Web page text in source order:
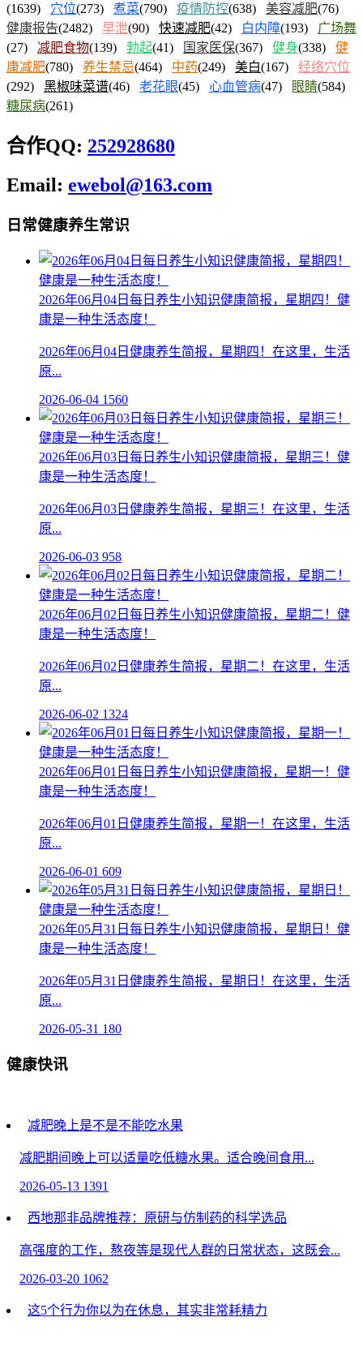
(1639) 穴位(273) 煮菜(790) 疫情防控(638) 美容减肥(76)
健康报告(2482) 早泄(90) 快速减肥(42) 白内障(193) 广场舞
(27) 减肥食物(139) 勃起(41) 国家医保(367) 健身(338) 健
康减肥(780) 养生禁忌(464) 中药(249) 美白(167) 经络穴位
(292) 黑椒味菜谱(46) 老花眼(45) 心血管病(47) 眼睛(584)
糖尿病(261)
合作QQ: 252928680
Email: ewebol@163.com
日常健康养生常识
2026年06月04日每日养生小知识健康简报，星期四！健
康是一种生活态度！
2026年06月04日健康养生简报，星期四！在这里，生活
原...
2026-06-04 1560
2026年06月03日每日养生小知识健康简报，星期三！健
康是一种生活态度！
2026年06月03日健康养生简报，星期三！在这里，生活
原...
2026-06-03 958
2026年06月02日每日养生小知识健康简报，星期二！健
康是一种生活态度！
2026年06月02日健康养生简报，星期二！在这里，生活
原...
2026-06-02 1324
2026年06月01日每日养生小知识健康简报，星期一！健
康是一种生活态度！
2026年06月01日健康养生简报，星期一！在这里，生活
原...
2026-06-01 609
2026年05月31日每日养生小知识健康简报，星期日！健
康是一种生活态度！
2026年05月31日健康养生简报，星期日！在这里，生活
原...
2026-05-31 180
健康快讯
减肥晚上是不是不能吃水果
减肥期间晚上可以适量吃低糖水果。适合晚间食用...
2026-05-13 1391
西地那非品牌推荐：原研与仿制药的科学选品
高强度的工作，熬夜等是现代人群的日常状态，这既会...
2026-03-20 1062
这5个行为你以为在休息，其实非常耗精力